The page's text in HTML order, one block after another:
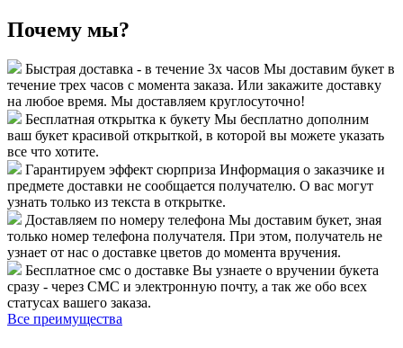
Почему мы?
Быстрая доставка - в течение 3х часов Мы доставим букет в
течение трех часов с момента заказа. Или закажите доставку
на любое время. Мы доставляем круглосуточно!
Бесплатная открытка к букету Мы бесплатно дополним
ваш букет красивой открыткой, в которой вы можете указать
все что хотите.
Гарантируем эффект сюрприза Информация о заказчике и
предмете доставки не сообщается получателю. О вас могут
узнать только из текста в открытке.
Доставляем по номеру телефона Мы доставим букет, зная
только номер телефона получателя. При этом, получатель не
узнает от нас о доставке цветов до момента вручения.
Бесплатное смс о доставке Вы узнаете о вручении букета
сразу - через СМС и электронную почту, а так же обо всех
статусах вашего заказа.
Все преимущества